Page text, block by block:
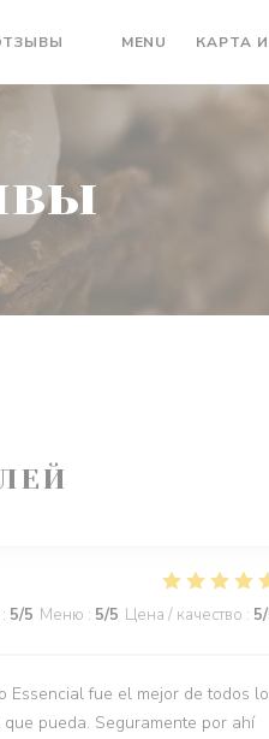
MENU КАРТА
: 5/5 Меню : 5/5 Цена / качество : 5
Essencial fue el mejor de todos
pueda. Seguramente por ahí